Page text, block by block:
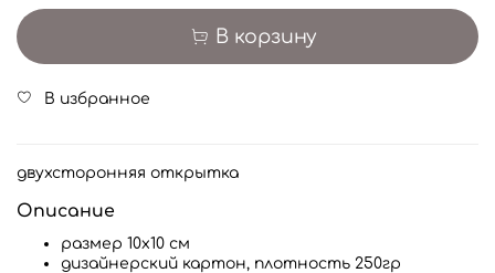
В корзину
В избранное
двухсторонняя открытка
Описание
размер 10х10 см
дизайнерский картон, плотность 250гр